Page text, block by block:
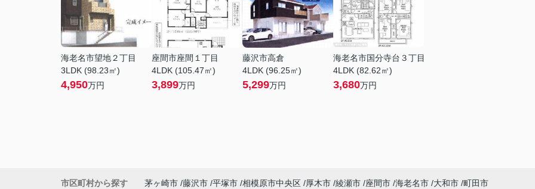
海老名市望地２丁目
3LDK (98.23㎡)
4,950万円
座間市座間１丁目
4LDK (105.47㎡)
3,899万円
藤沢市高倉
4LDK (96.25㎡)
5,299万円
海老名市国分寺台３丁目
4LDK (82.62㎡)
3,680万円
市区町村から探す 茅ヶ崎市 藤沢市 平塚市 相模原市中央区 厚木市 綾瀬市 座間市 海老名市 大和市 町田市